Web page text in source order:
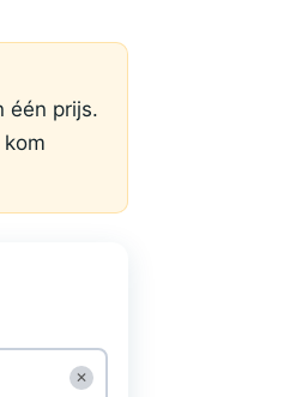
één prijs.
✕